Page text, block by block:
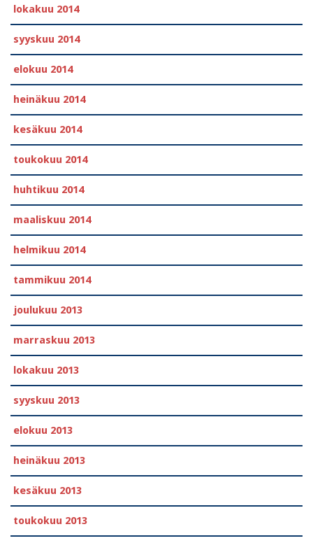
lokakuu 2014
syyskuu 2014
elokuu 2014
heinäkuu 2014
kesäkuu 2014
toukokuu 2014
huhtikuu 2014
maaliskuu 2014
helmikuu 2014
tammikuu 2014
joulukuu 2013
marraskuu 2013
lokakuu 2013
syyskuu 2013
elokuu 2013
heinäkuu 2013
kesäkuu 2013
toukokuu 2013